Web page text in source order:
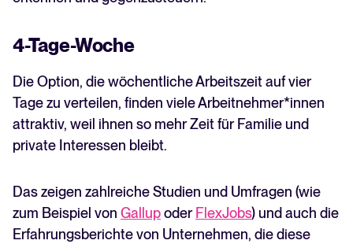
4-Tage-Woche
Die Option, die wöchentliche Arbeitszeit auf vier
Tage zu verteilen, finden viele Arbeitnehmer*innen
attraktiv, weil ihnen so mehr Zeit für Familie und
private Interessen bleibt.
Das zeigen zahlreiche Studien und Umfragen (wie
zum Beispiel von Gallupoder FlexJobs) und auch die
Erfahrungsberichte von Unternehmen, die diese